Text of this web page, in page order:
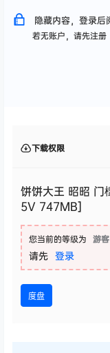
隐藏内容，登录后
若无账户，请先注册
下载权限
饼饼大王 昭昭 门
5V 747MB]
您当前的等级为 游客
请先 登录
度盘